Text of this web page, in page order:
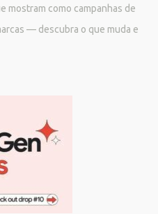
mostram como campanhas de
— descubra o que muda e